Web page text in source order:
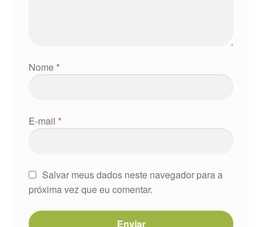
Nome*
E-mail *
Salvar meus dados neste navegador para a
próxima vez que eu comentar.